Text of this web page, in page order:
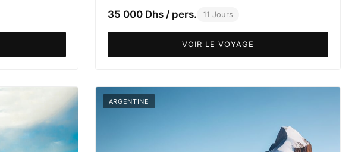
35 000 Dhs / pers. 11 Jours
VOIR LE VOYAGE
ARGENTINE